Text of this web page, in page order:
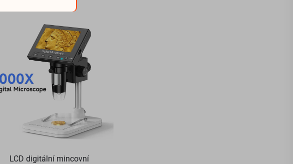
12MP oprava obvodové desky
LCD digitální mincovní